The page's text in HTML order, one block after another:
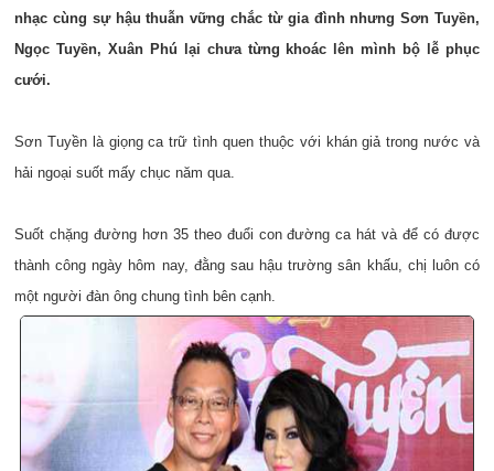
nhạc cùng sự hậu thuẫn vững chắc từ gia đình nhưng Sơn Tuyền,
Ngọc Tuyền, Xuân Phú lại chưa từng khoác lên mình bộ lễ phục
cưới.
Sơn Tuyền là giọng ca trữ tình quen thuộc với khán giả trong nước và
hải ngoại suốt mấy chục năm qua.
Suốt chặng đường hơn 35 theo đuổi con đường ca hát và để có được
thành công ngày hôm nay, đằng sau hậu trường sân khấu, chị luôn có
một người đàn ông chung tình bên cạnh.